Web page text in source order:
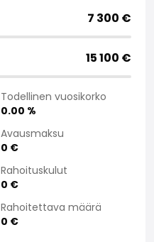
7 300 €
15 100 €
Todellinen vuosikorko
0.00 %
Avausmaksu
0 €
Rahoituskulut
0 €
Rahoitettava määrä
0 €